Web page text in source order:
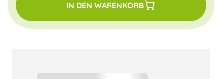
IN DEN WARENKORB